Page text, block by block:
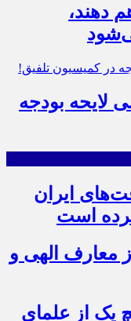
دهند،
لایحه بودجه
ایران
است
معارف الهی و
یک از علمای